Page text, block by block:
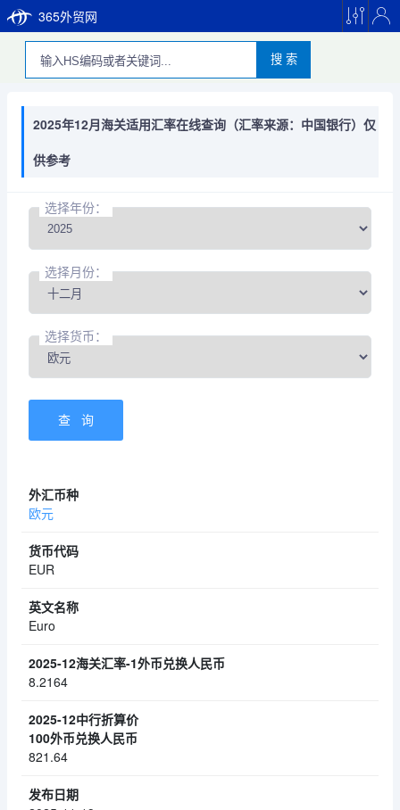
365外贸网
搜 索
2025年12月海关适用汇率在线查询（汇率来源：中国银行）仅
供参考
选择年份：
选择月份：
选择货币：
欧元
EUR
Euro
8.2164
821.64